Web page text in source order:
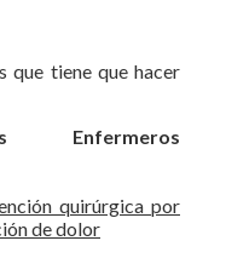
que tiene que hacer
quirúrgica por
de dolor